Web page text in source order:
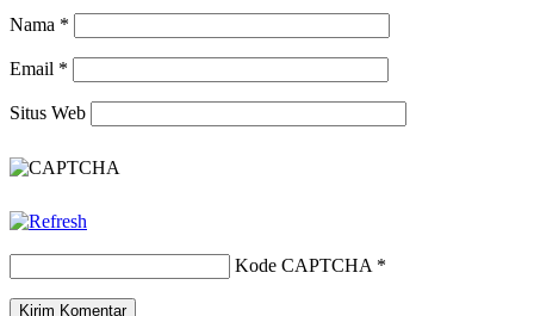
Nama *
Email *
Situs Web
Kode CAPTCHA *